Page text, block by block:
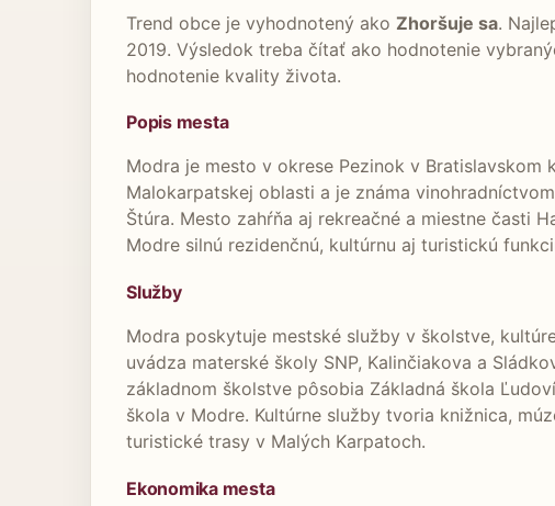
Trend obce je vyhodnotený ako Zhoršuje sa.
2019. Výsledok treba čítať ako hodnotenie
hodnotenie kvality života.
Popis mesta
Modra je mesto v okrese Pezinok v
Malokarpatskej oblasti a je známa
Štúra. Mesto zahŕňa aj rekreačné a miestne časti
Modre silnú rezidenčnú, kultúrnu aj turistickú
Služby
Modra poskytuje mestské služby v školstve,
uvádza materské školy SNP, Kalinčiakova a
základnom školstve pôsobia Základná škola
škola v Modre. Kultúrne služby tvoria knižnica,
turistické trasy v Malých Karpatoch.
Ekonomika mesta